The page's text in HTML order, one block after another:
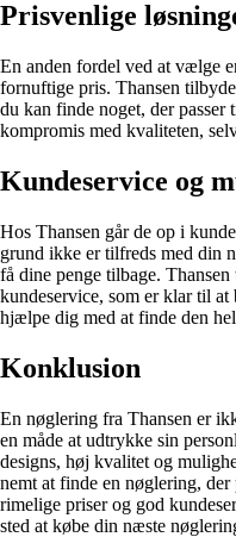
Prisvenlige
En anden fordel ved at vælge
fornuftige pris. Thansen
du kan finde noget, der
kompromis med kvaliteten,
Kundeservice og
Hos Thansen går de op i
grund ikke er tilfreds med din
få dine penge tilbage.
kundeservice, som er klar til at
hjælpe dig med at finde den
Konklusion
En nøglering fra Thansen er
en måde at udtrykke sin
designs, høj kvalitet og
nemt at finde en nøglering,
rimelige priser og god
sted at købe din næste